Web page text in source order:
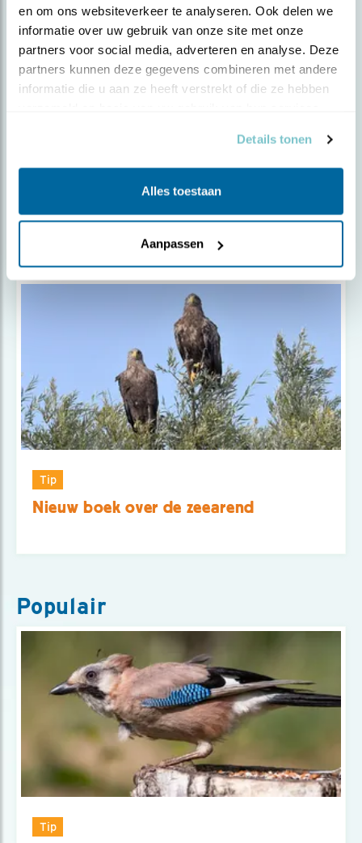
en om ons websiteverkeer te analyseren. Ook delen we
informatie over uw gebruik van onze site met onze
partners voor social media, adverteren en analyse. Deze
partners kunnen deze gegevens combineren met andere
informatie die u aan ze heeft verstrekt of die ze hebben
Details tonen
Alles toestaan
Aanpassen
Tip
Nieuw boek over de zeearend
Populair
Tip